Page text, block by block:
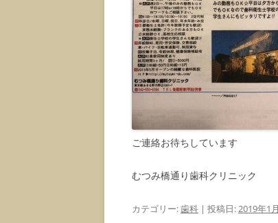
ご連絡お待ちしています
むつみ橋通り歯科クリニック
カテゴリー:歯科 | 投稿日:2019年1